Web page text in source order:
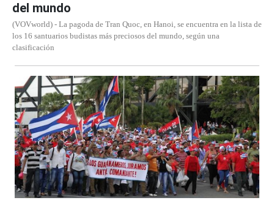
del mundo
(VOVworld) - La pagoda de Tran Quoc, en Hanoi, se encuentra en la lista de
los 16 santuarios budistas más preciosos del mundo, según una
clasificación